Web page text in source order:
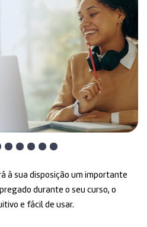
à sua disposição um importante
durante o seu curso, o
e fácil de usar.